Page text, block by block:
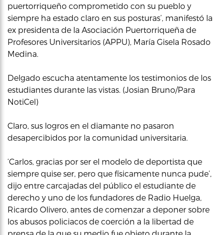
puertorriqueño comprometido con su pueblo y
siempre ha estado claro en sus posturas’, manifestó la
ex presidenta de la Asociación Puertorriqueña de
Profesores Universitarios (APPU), María Gisela Rosado
Medina.
Delgado escucha atentamente los testimonios de los
estudiantes durante las vistas. (Josian Bruno/Para
NotiCel)
Claro, sus logros en el diamante no pasaron
desapercibidos por la comunidad universitaria.
‘Carlos, gracias por ser el modelo de deportista que
siempre quise ser, pero que físicamente nunca pude’,
dijo entre carcajadas del público el estudiante de
derecho y uno de los fundadores de Radio Huelga,
Ricardo Olivero, antes de comenzar a deponer sobre
los abusos policiacos de coerción a la libertad de